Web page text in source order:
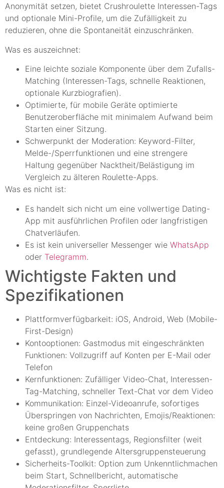
Anonymität setzen, bietet Crushroulette Interessen-Tags
und optionale Mini-Profile, um die Zufälligkeit zu
reduzieren, ohne die Spontaneität einzuschränken.
Was es auszeichnet:
Eine leichte soziale Komponente über dem Zufalls-
Matching (Interessen-Tags, schnelle Reaktionen,
optionale Kurzbiografien).
Optimierte, für mobile Geräte optimierte
Benutzeroberfläche mit minimalem Aufwand beim
Starten einer Sitzung.
Schwerpunkt der Moderation: Keyword-Filter,
Melde-/Sperrfunktionen und eine strengere
Haltung gegenüber Nacktheit/Belästigung im
Vergleich zu älteren Roulette-Apps.
Was es nicht ist:
Es handelt sich nicht um eine vollwertige Dating-
App mit ausführlichen Profilen oder langfristigen
Chatverläufen.
Es ist kein universeller Messenger wie WhatsApp
oder Telegramm.
Wichtigste Fakten und
Spezifikationen
Plattformverfügbarkeit: iOS, Android, Web (Mobile-
First-Design)
Kontooptionen: Gastmodus mit eingeschränkten
Funktionen: Vollzugriff auf Konten per E-Mail oder
Telefon
Kernfunktionen: Zufälliger Video-Chat, Interessen-
Tag-Matching, schneller Text-Chat vor dem Video
Kommunikation: Einzel-Videoanrufe, sofortiges
Überspringen von Nachrichten, Emojis/Reaktionen:
keine großen Gruppenchats
Entdeckung: Interessentags, Regionsfilter (weit
gefasst), grundlegende Altersgruppensteuerung
Sicherheits-Toolkit: Option zum Unkenntlichmachen
beim Start, Schnellbericht, automatische